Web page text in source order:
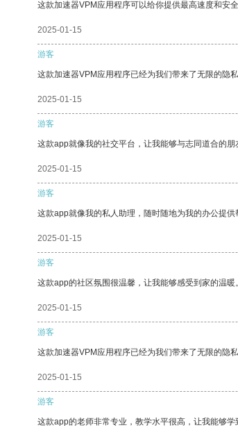
这款加速器VPM应用程序可以给你提供最高速度和安
2025-01-15
游客
这款加速器VPM应用程序已经为我们带来了无限的隐
2025-01-15
游客
这款app就像我的社交平台，让我能够与志同道合的朋
2025-01-15
游客
这款app就像我的私人助理，随时随地为我的办公提供
2025-01-15
游客
这款app的社区氛围很温馨，让我能够感受到家的温暖。
2025-01-15
游客
这款加速器VPM应用程序已经为我们带来了无限的隐私
2025-01-15
游客
这款app的老师非常专业，教学水平很高，让我能够学